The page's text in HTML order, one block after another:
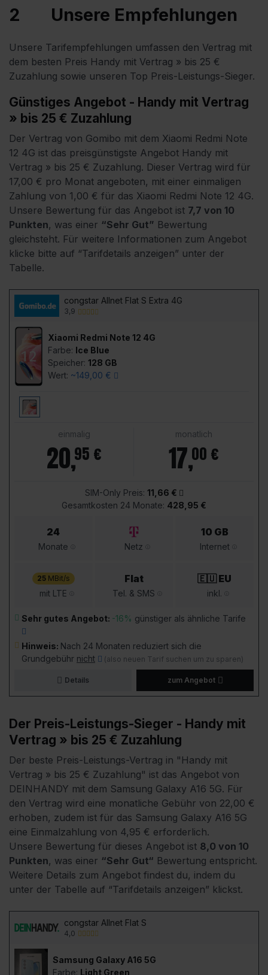
2 Unsere Empfehlungen
Unsere Tarifempfehlungen umfassen den Vertrag mit
dem besten Preis Handy mit Vertrag » bis 25 €
Zuzahlung sowie unseren Top Preis-Leistungs-Sieger.
Günstiges Angebot - Handy mit Vertrag
» bis 25 € Zuzahlung
Der Vertrag von Gomibo mit dem Xiaomi Redmi Note
12 4G ist das preisgünstigste Angebot Handy mit
Vertrag » bis 25 € Zuzahlung. Dieser Vertrag wird für
17,00 € pro Monat angeboten, mit einer einmaligen
Zahlung von 1,00 € für das Xiaomi Redmi Note 12 4G.
Unsere Bewertung für das Angebot ist 7,7 von 10
Punkten, was einer “Sehr Gut” Bewertung
gleichsteht. Für weitere Informationen zum Angebot
klicke bitte auf “Tarifdetails anzeigen” unter der
Tabelle.
congstar Allnet Flat S Extra 4G
3,9
Xiaomi Redmi Note 12 4G
Farbe: Ice Blue
Speicher: 128 GB
Wert: ~149,00 €
einmalig
20,95 €
monatlich
17,00 €
SIM-Only Preis: 11,66 €
Gesamtkosten 24 Monate: 428,95 €
24
Monate Netz
10 GB
Internet
25MBit/s
mit LTE
Flat
Tel. & SMS
🇪🇺 EU
inkl.
Sehr gutes Angebot: -16% günstiger als ähnliche Tarife
Hinweis: Nach 24 Monaten reduziert sich die
Grundgebühr nicht (also neuen Tarif suchen um zu sparen)
Details zum Angebot
Der Preis-Leistungs-Sieger - Handy mit
Vertrag » bis 25 € Zuzahlung
Der beste Preis-Leistungs-Vertrag in "Handy mit
Vertrag » bis 25 € Zuzahlung" ist das Angebot von
DEINHANDY mit dem Samsung Galaxy A16 5G. Für
den Vertrag wird eine monatliche Gebühr von 22,00 €
erhoben, zudem ist für das Samsung Galaxy A16 5G
eine Einmalzahlung von 4,95 € erforderlich.
Unsere Bewertung für dieses Angebot ist 8,0 von 10
Punkten, was einer “Sehr Gut“ Bewertung entspricht.
Weitere Details zum Angebot findest du, indem du
unter der Tabelle auf “Tarifdetails anzeigen” klickst.
congstar Allnet Flat S
4,0
Samsung Galaxy A16 5G
Farbe: Light Green